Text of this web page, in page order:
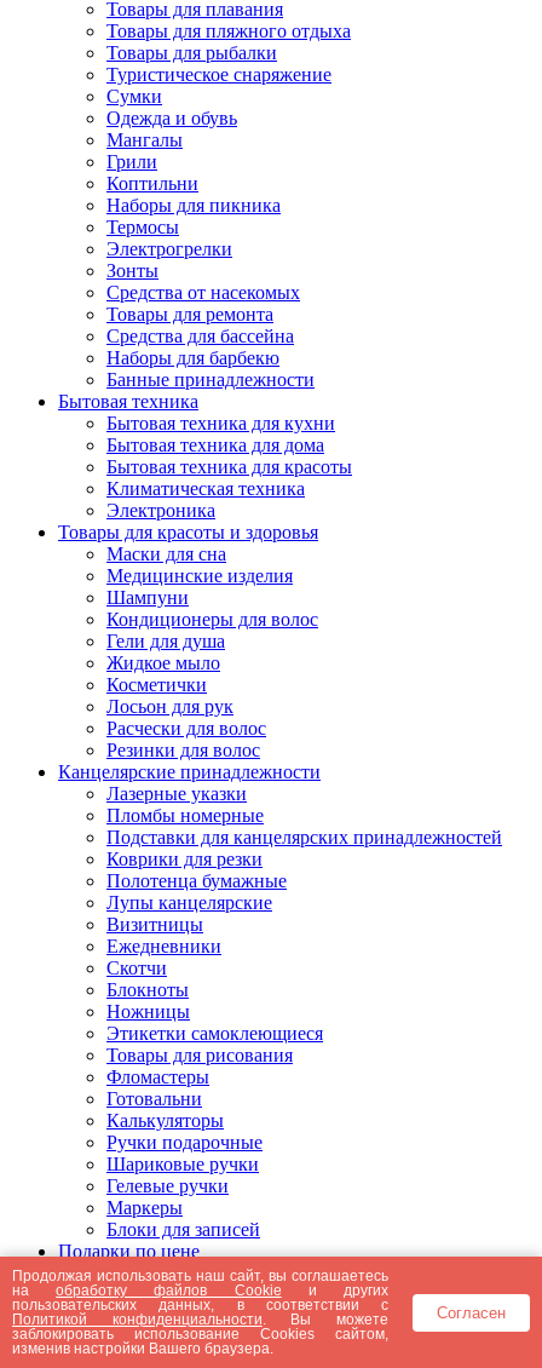
Товары для плавания
Товары для пляжного отдыха
Товары для рыбалки
Туристическое снаряжение
Сумки
Одежда и обувь
Мангалы
Грили
Коптильни
Наборы для пикника
Термосы
Электрогрелки
Зонты
Средства от насекомых
Товары для ремонта
Средства для бассейна
Наборы для барбекю
Банные принадлежности
Бытовая техника
Бытовая техника для кухни
Бытовая техника для дома
Бытовая техника для красоты
Климатическая техника
Электроника
Товары для красоты и здоровья
Маски для сна
Медицинские изделия
Шампуни
Кондиционеры для волос
Гели для душа
Жидкое мыло
Косметички
Лосьон для рук
Расчески для волос
Резинки для волос
Канцелярские принадлежности
Лазерные указки
Пломбы номерные
Подставки для канцелярских принадлежностей
Коврики для резки
Полотенца бумажные
Лупы канцелярские
Визитницы
Ежедневники
Скотчи
Блокноты
Ножницы
Этикетки самоклеющиеся
Товары для рисования
Фломастеры
Готовальни
Калькуляторы
Ручки подарочные
Шариковые ручки
Гелевые ручки
Маркеры
Блоки для записей
Подарки по цене
Подарки от 5000 рублей
Подарки до 5000 рублей
Подарки до 3000 рублей
Подарки до 2000 рублей
Подарки до 1000 рублей
Продолжая использовать наш сайт, вы соглашаетесь
наобработку файлов Cookie и других
пользовательских данных, в соответствии с
Политикой конфиденциальности . Вы можете
заблокировать использование Cookies сайтом,
изменив настройки Вашего браузера.
Согласен